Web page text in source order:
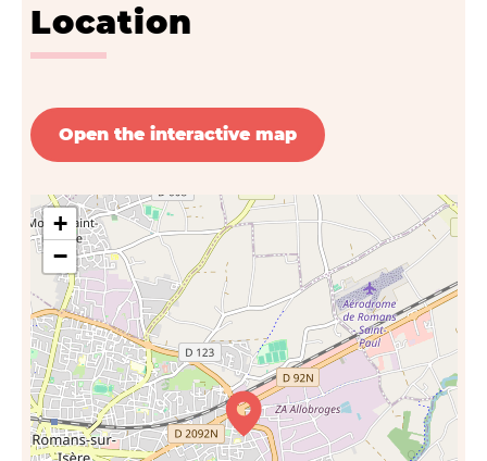
Location
Open the interactive map
+
−